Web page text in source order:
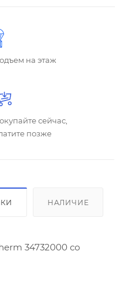
на этаж
сейчас,
позже
НАЛИЧИЕ
34732000 со